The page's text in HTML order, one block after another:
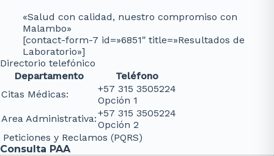
«Salud con calidad, nuestro compromiso con
Malambo»
[contact-form-7 id=»6851″ title=»Resultados de
Laboratorio»]
Directorio telefónico
Departamento
Teléfono
Citas Médicas:
+57 315 3505224
Opción 1
Area Administrativa:+57 315 3505224
Opción 2
Peticiones y Reclamos (PQRS)
Consulta PAA